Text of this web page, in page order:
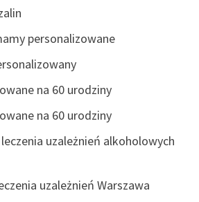
personalizowane
na 60 urodziny
na 60 urodziny
uzależnień alkoholowych
uzależnień Warszawa